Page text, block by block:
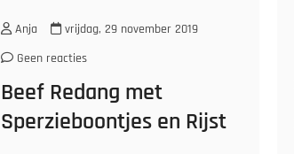
Anja
vrijdag, 29 november 2019
Geen reacties
Beef Redang met
Sperzieboontjes en Rijst